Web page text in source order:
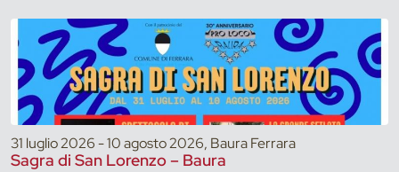
31 luglio 2026 - 10 agosto 2026, Baura Ferrara
Sagra di San Lorenzo – Baura